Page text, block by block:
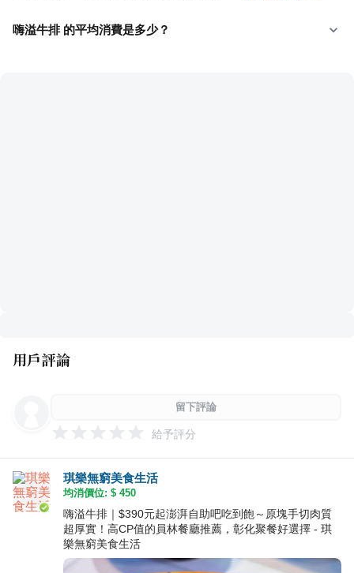
嗨溢牛排 的平均消費是多少？
用戶評論
留下評論
給予評分
琪樂無窮美食生活
均消價位: $ 450
嗨溢牛排｜$390元起澎湃自助吧吃到飽～原塊手切肉質
超厚實！高CP值的員林餐廳推薦，彰化聚餐好選擇 - 琪
樂無窮美食生活